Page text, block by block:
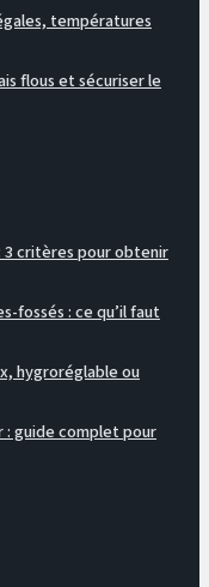
températures
flous et sécuriser le
critères pour obtenir
fossés : ce qu’il faut
hygroréglable ou
guide complet pour